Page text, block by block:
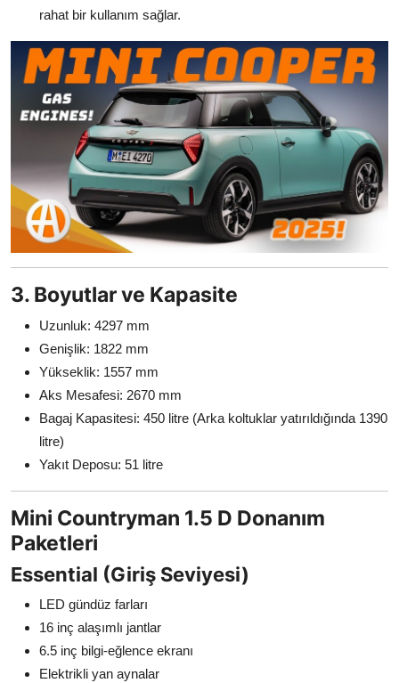
rahat bir kullanım sağlar.
3. Boyutlar ve Kapasite
Uzunluk: 4297 mm
Genişlik: 1822 mm
Yükseklik: 1557 mm
Aks Mesafesi: 2670 mm
Bagaj Kapasitesi: 450 litre (Arka koltuklar yatırıldığında 1390
litre)
Yakıt Deposu: 51 litre
Mini Countryman 1.5 D Donanım
Paketleri
Essential (Giriş Seviyesi)
LED gündüz farları
16 inç alaşımlı jantlar
6.5 inç bilgi-eğlence ekranı
Elektrikli yan aynalar